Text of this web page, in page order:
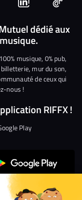
Nous
rejoindre
sur
Linkedin
Nous
dédié aux
musique, 0% pub,
mur du son,
de ceux qui
nous !
RIFFX !
Play